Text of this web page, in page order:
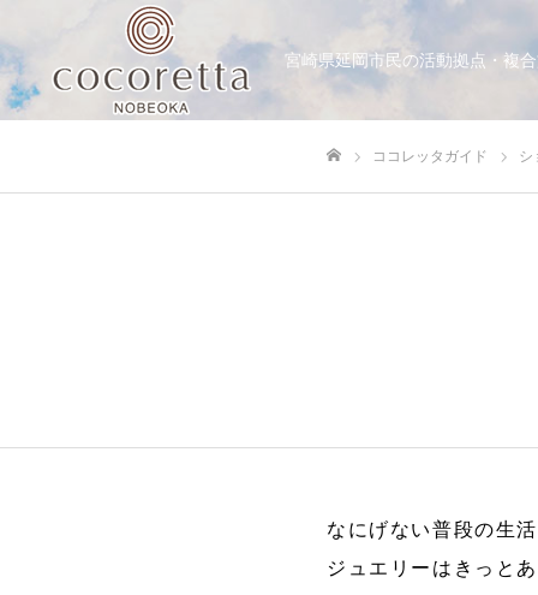
宮崎県延岡市民の活動拠点・複
ココレッタガイド シ
なにげない普段の生
ジュエリーはきっと